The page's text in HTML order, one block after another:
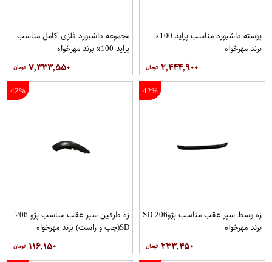
پوسته داشبورد مناسب پراید x100
برند مهرخواه
۲,۴۴۴,۹۰۰
مجموعه داشبورد فلزی كامل مناسب
پراید x100 برند مهرخواه
۷,۳۳۳,۵۵۰
42%
زه وسط سپر عقب مناسب پژو206 SD
برند مهرخواه
۲۳۳,۴۵۰
42%
زه طرفین سپر عقب مناسب پژو 206
SD(چپ و راست) برند مهرخواه
۱۱۶,۱۵۰